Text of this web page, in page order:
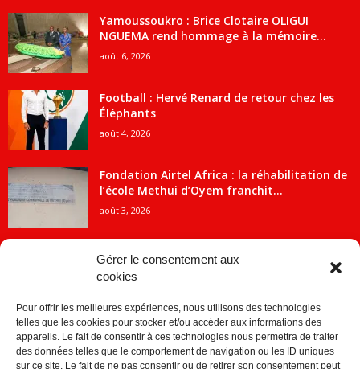
Gérer le consentement aux
cookies
Pour offrir les meilleures expériences, nous utilisons des technologies
telles que les cookies pour stocker et/ou accéder aux informations des
appareils. Le fait de consentir à ces technologies nous permettra de traiter
des données telles que le comportement de navigation ou les ID uniques
sur ce site. Le fait de ne pas consentir ou de retirer son consentement peut
Yamoussoukro : Brice Clotaire OLIGUI
NGUEMA rend hommage à la mémoire...
août 6, 2026
Football : Hervé Renard de retour chez les
Éléphants
août 4, 2026
Fondation Airtel Africa : la réhabilitation de
l’école Methui d’Oyem franchit...
août 3, 2026
ACTUALITES
Economie 2091
1840